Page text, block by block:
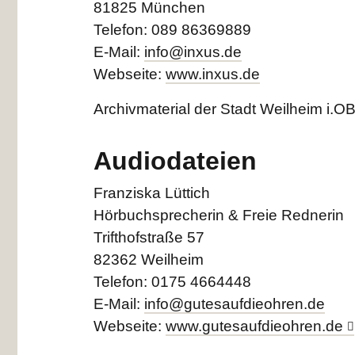
81825 München
Telefon: 089 86369889
E-Mail: info@inxus.de
Webseite: www.inxus.de
Archivmaterial der Stadt Weilheim i.OB
Audiodateien
Franziska Lüttich
Hörbuchsprecherin & Freie Rednerin
Trifthofstraße 57
82362 Weilheim
Telefon: 0175 4664448
E-Mail: info@gutesaufdieohren.de
Webseite: www.gutesaufdieohren.de